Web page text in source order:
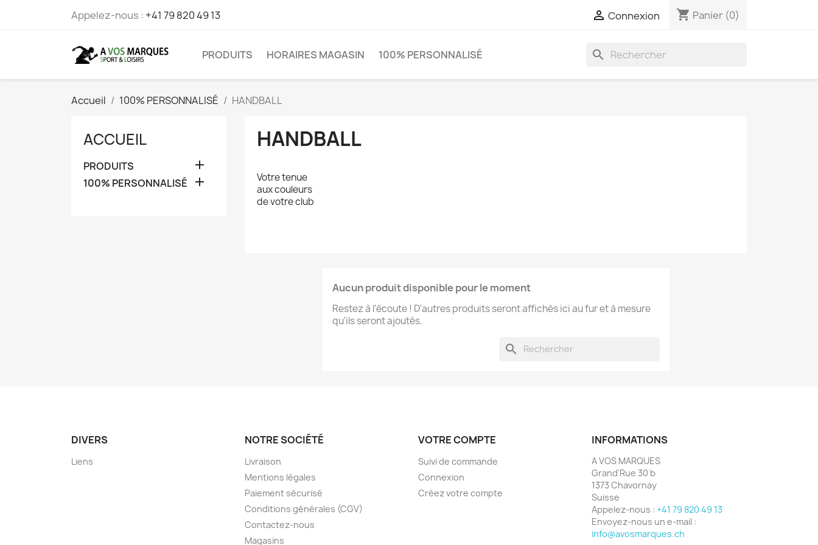
Appelez-nous : +41 79 820 49 13  Connexion shopping_cart Panier (0)
PRODUITS HORAIRES MAGASIN 100% PERSONNALISÉ search
Accueil 100% PERSONNALISÉ HANDBALL
ACCUEIL
PRODUITS 
100% PERSONNALISÉ 
HANDBALL
Votre tenue
aux couleurs
de votre club
Aucun produit disponible pour le moment
Restez à l'écoute ! D'autres produits seront affichés ici au fur et à mesure
qu'ils seront ajoutés.
search
DIVERS
Liens
NOTRE SOCIÉTÉ
Livraison
Mentions légales
Paiement sécurisé
Conditions générales (CGV)
Contactez-nous
Magasins
VOTRE COMPTE
Suivi de commande
Connexion
Créez votre compte
INFORMATIONS
A VOS MARQUES
Grand'Rue 30 b
1373 Chavornay
Suisse
Appelez-nous : +41 79 820 49 13
Envoyez-nous un e-mail :
info@avosmarques.ch